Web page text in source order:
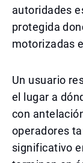
autoridades
protegida
motorizadas
Un usuario
el lugar a
con
operadores
significativo